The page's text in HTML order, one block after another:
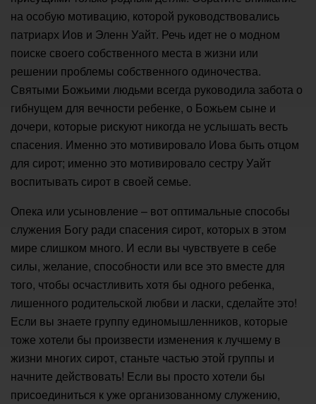
на особую мотивацию, которой руководствовались
патриарх Иов и Эленн Уайт. Речь идет не о модном
поиске своего собственного места в жизни или
решении проблемы собственного одиночества.
Святыми Божьими людьми всегда руководила забота о
гибнущем для вечности ребенке, о Божьем сыне и
дочери, которые рискуют никогда не услышать весть
спасения. Именно это мотивировало Иова быть отцом
для сирот; именно это мотивировало сестру Уайт
воспитывать сирот в своей семье.
Опека или усыновление – вот оптимальные способы
служения Богу ради спасения сирот, которых в этом
мире слишком много. И если вы чувствуете в себе
силы, желание, способности или все это вместе для
того, чтобы осчастливить хотя бы одного ребенка,
лишенного родительской любви и ласки, сделайте это!
Если вы знаете группу единомышленников, которые
тоже хотели бы произвести изменения к лучшему в
жизни многих сирот, станьте частью этой группы и
начните действовать! Если вы просто хотели бы
присоединиться к уже организованному служению,